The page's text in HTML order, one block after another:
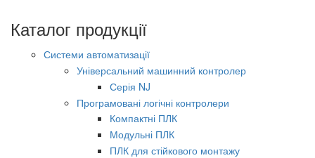
Каталог продукції
Системи автоматизації
Універсальний машинний контролер
Серія NJ
Програмовані логічні контролери
Компактні ПЛК
Модульні ПЛК
ПЛК для стійкового монтажу